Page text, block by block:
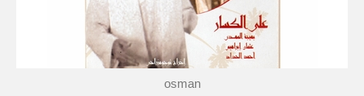
osman